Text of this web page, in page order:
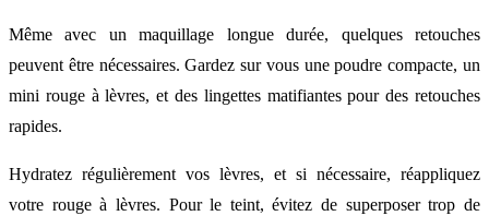
Même avec un maquillage longue durée, quelques retouches
peuvent être nécessaires. Gardez sur vous une poudre compacte, un
mini rouge à lèvres, et des lingettes matifiantes pour des retouches
rapides.
Hydratez régulièrement vos lèvres, et si nécessaire, réappliquez
votre rouge à lèvres. Pour le teint, évitez de superposer trop de